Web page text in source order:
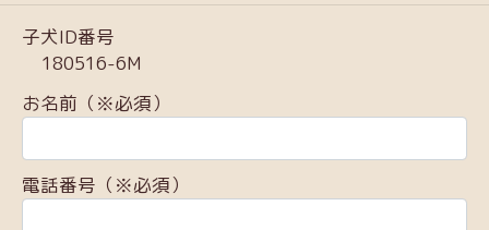
子犬ID番号
180516-6M
お名前（※必須）
電話番号（※必須）